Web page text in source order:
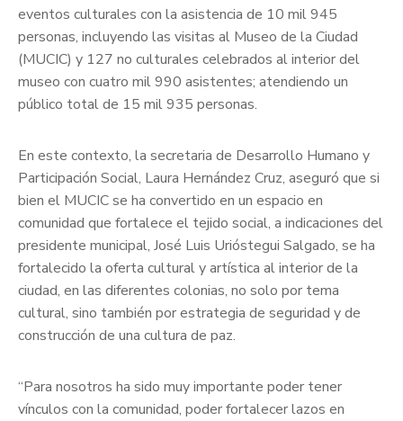
eventos culturales con la asistencia de 10 mil 945
personas, incluyendo las visitas al Museo de la Ciudad
(MUCIC) y 127 no culturales celebrados al interior del
museo con cuatro mil 990 asistentes; atendiendo un
público total de 15 mil 935 personas.
En este contexto, la secretaria de Desarrollo Humano y
Participación Social, Laura Hernández Cruz, aseguró que si
bien el MUCIC se ha convertido en un espacio en
comunidad que fortalece el tejido social, a indicaciones del
presidente municipal, José Luis Urióstegui Salgado, se ha
fortalecido la oferta cultural y artística al interior de la
ciudad, en las diferentes colonias, no solo por tema
cultural, sino también por estrategia de seguridad y de
construcción de una cultura de paz.
“Para nosotros ha sido muy importante poder tener
vínculos con la comunidad, poder fortalecer lazos en